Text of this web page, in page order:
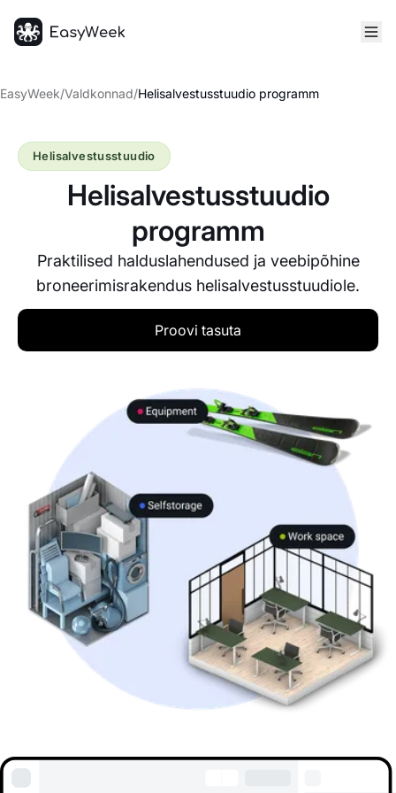
EasyWeek/Valdkonnad/Helisalvestusstuudio programm
Helisalvestusstuudio
programm
Praktilised halduslahendused ja veebipõhine
broneerimisrakendus helisalvestusstuudiole.
Helisalvestusstuudio
Proovi tasuta